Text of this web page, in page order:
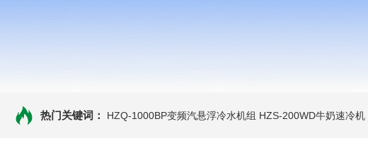
热门关键词： HZQ-1000BP变频汽悬浮冷水机组 HZS-200WD牛奶速冷机